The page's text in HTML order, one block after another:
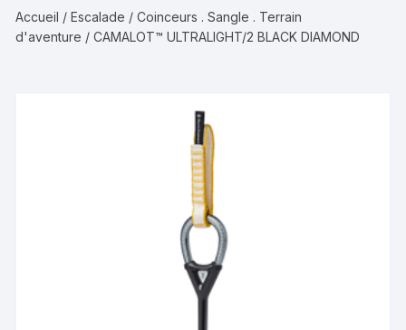
Accueil /Escalade /Coinceurs . Sangle . Terrain
d'aventure / CAMALOT™ ULTRALIGHT/2 BLACK DIAMOND